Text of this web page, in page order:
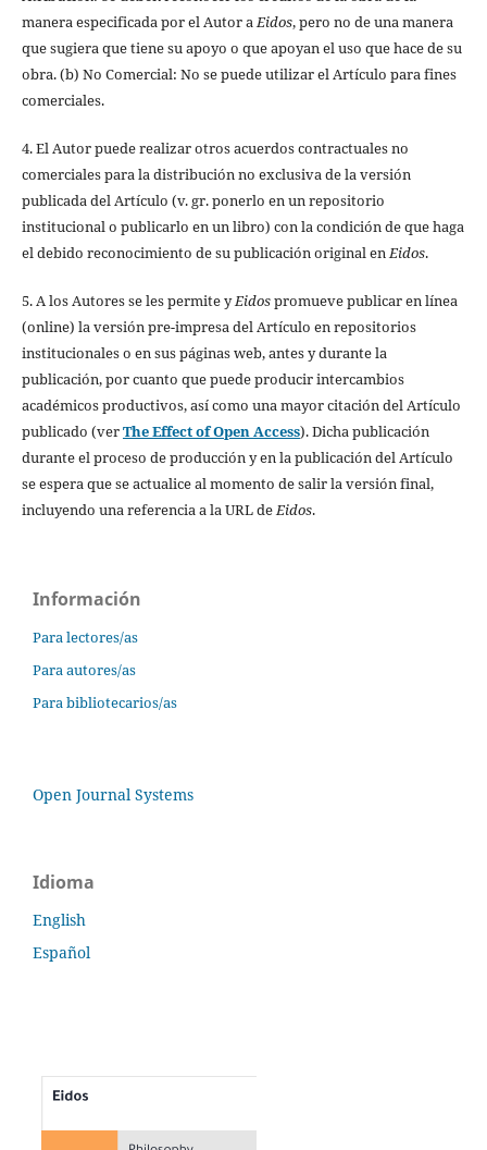
manera especificada por el Autor aEidos, pero no de una manera
que sugiera que tiene su apoyo o que apoyan el uso que hace de su
obra. (b) No Comercial: No se puede utilizar el Artículo para fines
comerciales.
4. El Autor puede realizar otros acuerdos contractuales no
comerciales para la distribución no exclusiva de la versión
publicada del Artículo (v. gr. ponerlo en un repositorio
institucional o publicarlo en un libro) con la condición de que haga
el debido reconocimiento de su publicación original enEidos.
5. A los Autores se les permite yEidospromueve publicar en línea
(online) la versión pre-impresa del Artículo en repositorios
institucionales o en sus páginas web, antes y durante la
publicación, por cuanto que puede producir intercambios
académicos productivos, así como una mayor citación del Artículo
publicado (verThe Effect of Open Access). Dicha publicación
durante el proceso de producción y en la publicación del Artículo
se espera que se actualice al momento de salir la versión final,
incluyendo una referencia a la URL deEidos.
Información
Para lectores/as
Para autores/as
Para bibliotecarios/as
Open Journal Systems
Idioma
English
Español